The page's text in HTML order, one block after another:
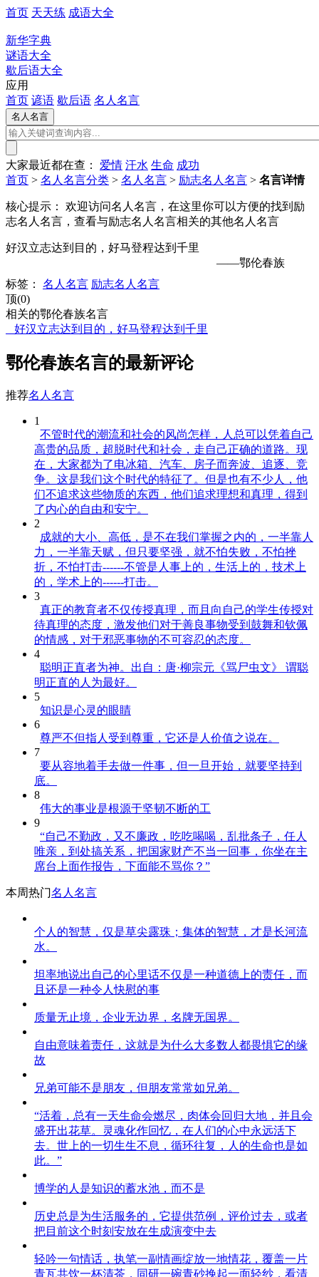
首页 天天练 成语大全
新华字典
谜语大全
歇后语大全
应用
首页 谚语 歇后语 名人名言
大家最近都在查： 爱情 汗水 生命 成功
首页 > 名人名言分类 > 名人名言 > 励志名人名言 > 名言详情
核心提示：
欢迎访问名人名言，在这里你可以方便的找到励
志名人名言，查看与励志名人名言相关的其他名人名言
好汉立志达到目的，好马登程达到千里
——鄂伦春族
标签：
名人名言 励志名人名言
顶(0)
相关的鄂伦春族名言
好汉立志达到目的，好马登程达到千里
鄂伦春族名言的最新评论
推荐名人名言
1
不管时代的潮流和社会的风尚怎样，人总可以凭着自己
高贵的品质，超脱时代和社会，走自己正确的道路。现
在，大家都为了电冰箱、汽车、房子而奔波、追逐、竞
争。这是我们这个时代的特征了。但是也有不少人，他
们不追求这些物质的东西，他们追求理想和真理，得到
了内心的自由和安宁。
2
成就的大小、高低，是不在我们掌握之内的，一半靠人
力，一半靠天赋，但只要坚强，就不怕失败，不怕挫
折，不怕打击------不管是人事上的，生活上的，技术上
的，学术上的------打击。
3
真正的教育者不仅传授真理，而且向自己的学生传授对
待真理的态度，激发他们对于善良事物受到鼓舞和钦佩
的情感，对于邪恶事物的不可容忍的态度。
4
聪明正直者为神。出自：唐·柳宗元《骂尸虫文》 谓聪
明正直的人为最好。
5
知识是心灵的眼睛
6
尊严不但指人受到尊重，它还是人价值之说在。
7
要从容地着手去做一件事，但一旦开始，就要坚持到
底。
8
伟大的事业是根源于坚韧不断的工
9
“自己不勤政，又不廉政，吃吃喝喝，乱批条子，任人
唯亲，到处搞关系，把国家财产不当一回事，你坐在主
席台上面作报告，下面能不骂你？”
本周热门名人名言
个人的智慧，仅是草尖露珠；集体的智慧，才是长河流
水。
坦率地说出自己的心里话不仅是一种道德上的责任，而
且还是一种令人快慰的事
质量无止境，企业无边界，名牌无国界。
自由意味着责任，这就是为什么大多数人都畏惧它的缘
故
兄弟可能不是朋友，但朋友常常如兄弟。
“活着，总有一天生命会燃尽，肉体会回归大地，并且会
盛开出花草。灵魂化作回忆，在人们的心中永远活下
去。世上的一切生生不息，循环往复，人的生命也是如
此。”
博学的人是知识的蓄水池，而不是
历史总是为生活服务的，它提供范例，评价过去，或者
把目前这个时刻安放在生成演变中去
轻吟一句情话，执笔一副情画绽放一地情花，覆盖一片
青瓦共饮一杯清茶，同研一碗青砂挽起一面轻纱，看清